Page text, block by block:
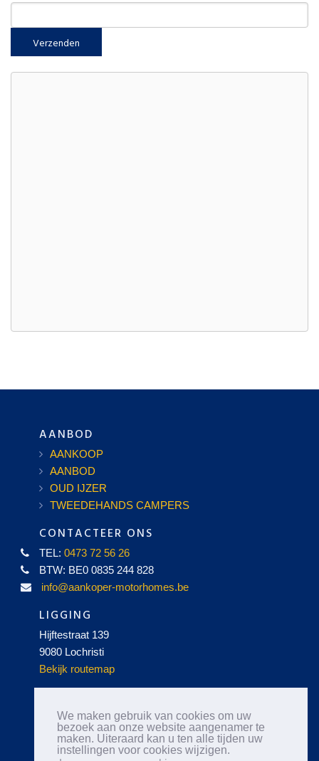
We maken gebruik van cookies om uw
bezoek aan onze website aangenamer te
maken. Uiteraard kan u ten alle tijden uw
instellingen voor cookies wijzigen.
Verzenden
AANBOD
AANKOOP
AANBOD
OUD IJZER
TWEEDEHANDS CAMPERS
CONTACTEER ONS
TEL: 0473 72 56 26
BTW: BE0 0835 244 828
info@aankoper-motorhomes.be
LIGGING
Hijftestraat 139
9080 Lochristi
Bekijk routemap
wij bieden u een snelle, flexibele en persoonlijke service
aan en staan alle dagen klaar, ook ’s avonds en in het
weekend